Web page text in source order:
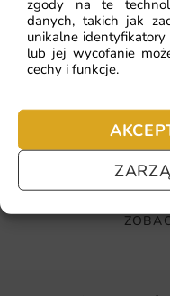
zgody na te
danych, takich jak
unikalne
lub jej wycofanie
cechy i funkcje.
ściany.
Konsultacja
zamówienia.
41.93zł 64.51zł
Najniższa cena z 30 dni: